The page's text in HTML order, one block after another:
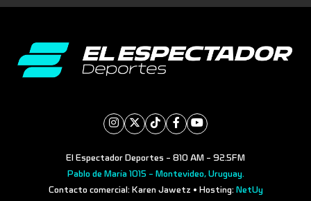
El Espectador Deportes - 810 AM - 92.5FM
Pablo de María 1015 - Montevideo, Uruguay.
Contacto comercial: Karen Jawetz • Hosting: NetUy